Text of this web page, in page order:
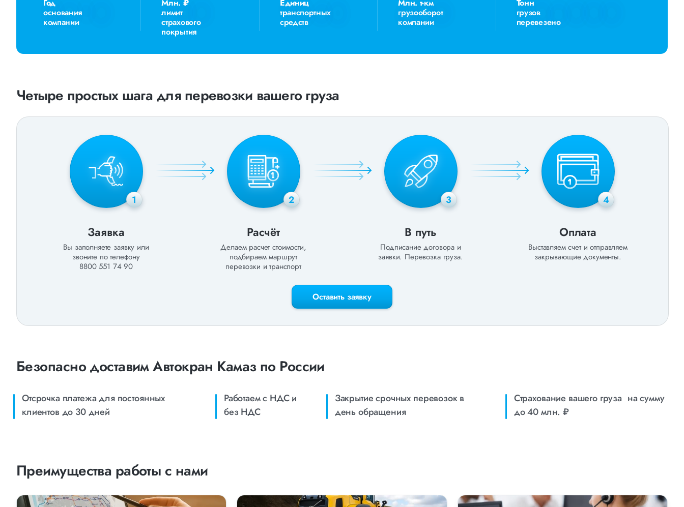
Год
основания
компании
Млн. ₽
лимит
страхового
покрытия
Единиц
транспортных
средств
Млн. т-км
грузооборот
компании
Тонн
грузов
перевезено
Четыре простых шага для перевозки вашего груза
1
Заявка
Вы заполняете заявку или
звоните по телефону
8800 551 74 90
2
Расчёт
Делаем расчет стоимости,
подбираем маршрут
перевозки и транспорт
3
В путь
Подписание договора и
заявки. Перевозка груза.
4
Оплата
Выставляем счет и отправляем
закрывающие документы.
Оставить заявку
Безопасно доставим Автокран Камаз по России
Отсрочка платежа для постоянных
клиентов до 30 дней
Работаем с НДС и
без НДС
Закрытие срочных перевозок в
день обращения
Страхование вашего груза на сумму
до 40 млн. ₽
Преимущества работы с нами